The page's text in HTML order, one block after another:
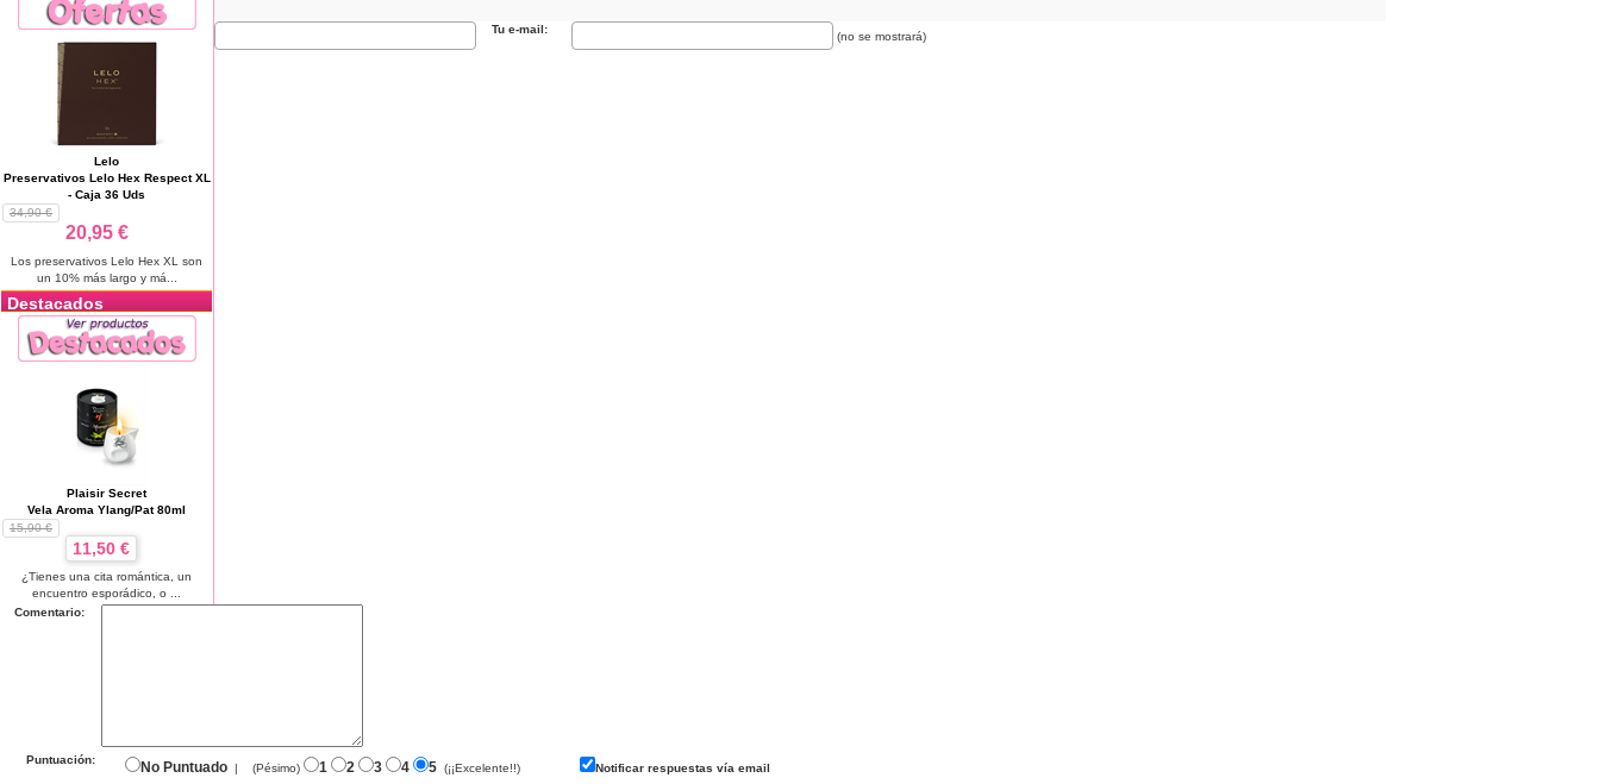
Lelo
Preservativos Lelo Hex Respect XL
- Caja 36 Uds
34,90 €
20,95 €
Los preservativos Lelo Hex XL son
un 10% más largo y má...
Destacados
Plaisir Secret
Vela Aroma Ylang/Pat 80ml
15,90 €
11,50 €
¿Tienes una cita romántica, un
encuentro esporádico, o ...
Tu e-mail:
(no se mostrará)
Comentario:
Puntuación: No Puntuado | (Pésimo) 1 2 3 4 5 (¡¡Excelente!!) Notificar respuestas vía email